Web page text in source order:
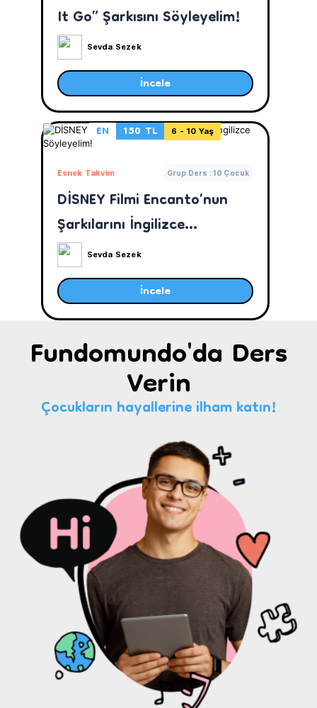
It Go” Şarkısını Söyleyelim!
Sevda Sezek
İncele
EN
150 TL 6 - 10 Yaş
Esnek Takvim Grup Ders : 10 Çocuk
DİSNEY Filmi Encanto’nun
Şarkılarını İngilizce
Söyleyelim!
Sevda Sezek
İncele
Fundomundo'da Ders
Verin
Çocukların hayallerine ilham katın!